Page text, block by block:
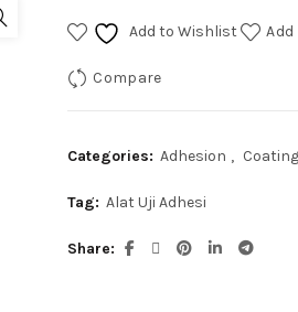
Add to Wishlist
Compare
Categories: Adhesion ,
Tag: Alat Uji Adhesi
Share